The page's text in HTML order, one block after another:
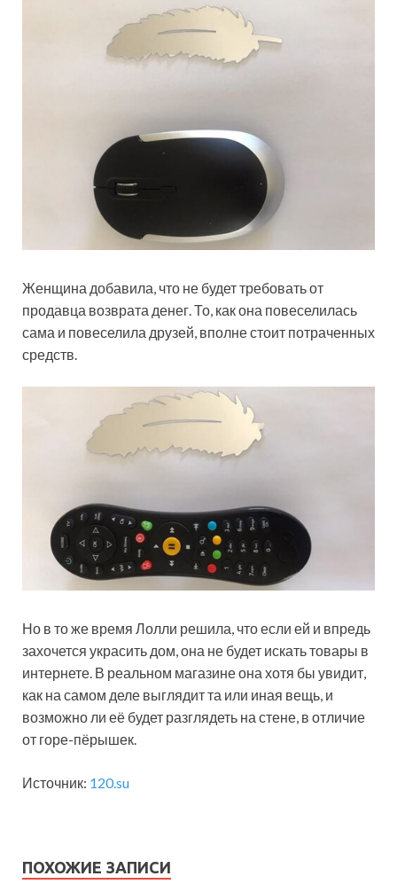
Женщина добавила, что не будет требовать от
продавца возврата денег. То, как она повеселилась
сама и повеселила друзей, вполне стоит потраченных
средств.
Но в то же время Лолли решила, что если ей и впредь
захочется украсить дом, она не будет искать товары в
интернете. В реальном магазине она хотя бы увидит,
как на самом деле выглядит та или иная вещь, и
возможно ли её будет разглядеть на стене, в отличие
от горе-пёрышек.
Источник: 120.su
ПОХОЖИЕ ЗАПИСИ